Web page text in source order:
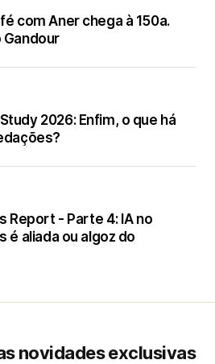
com Aner chega à 150a.
Gandour
2026: Enfim, o que há
Report - Parte 4: IA no
é aliada ou algoz do
novidades exclusivas